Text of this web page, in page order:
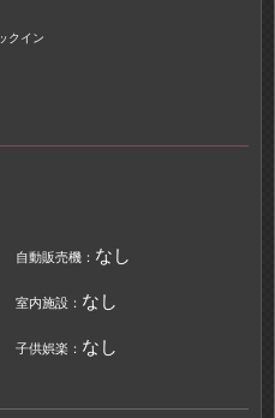
クイン
自動販売機： なし
室内施設： なし
子供娯楽： なし